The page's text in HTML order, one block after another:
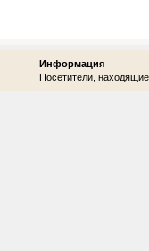
Информация
Посетители,